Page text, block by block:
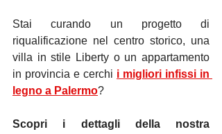
Stai curando un progetto di
riqualificazione nel centro storico, una
villa in stile Liberty o un appartamento
in provincia e cerchi i migliori infissi in
legno a Palermo?
Scopri i dettagli della nostra